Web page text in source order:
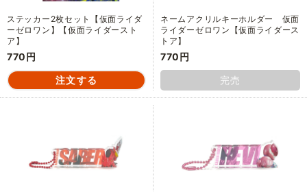
ステッカー2枚セット【仮面ライダ
ーゼロワン】【仮面ライダースト
ア】
770円
ネームアクリルキーホルダー 仮面
ライダーゼロワン【仮面ライダース
トア】
770円
完売